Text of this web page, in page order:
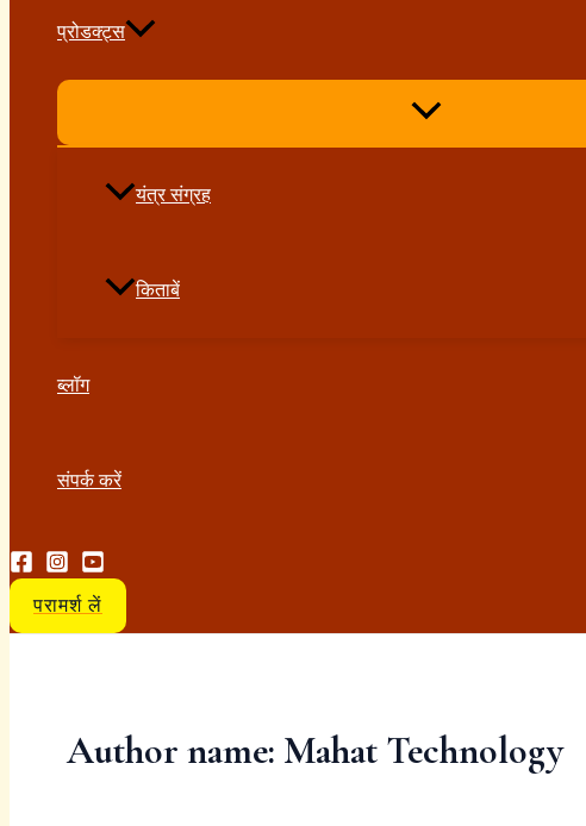
प्रोडक्ट्स
यंत्र संग्रह
किताबें
ब्लॉग
संपर्क करें
परामर्श लें
Author name: Mahat Technology